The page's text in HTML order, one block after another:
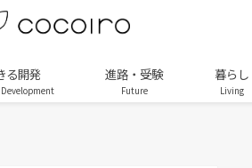
る開発 進路・受験
Future
暮らし
Living